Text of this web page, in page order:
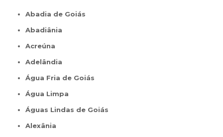
Abadia de Goiás
Abadiânia
Acreúna
Adelândia
Água Fria de Goiás
Água Limpa
Águas Lindas de Goiás
Alexânia